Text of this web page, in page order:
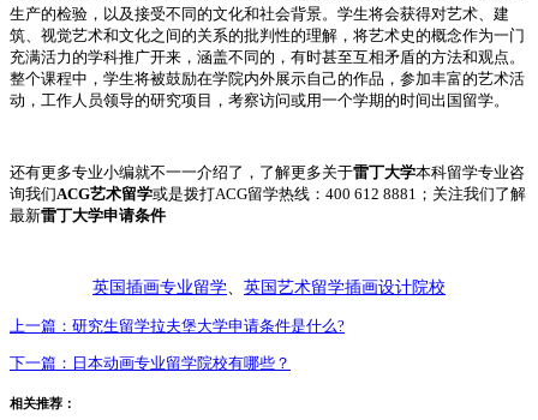
生产的检验，以及接受不同的文化和社会背景。学生将会获得对艺术、建
筑、视觉艺术和文化之间的关系的批判性的理解，将艺术史的概念作为一门
充满活力的学科推广开来，涵盖不同的，有时甚至互相矛盾的方法和观点。
整个课程中，学生将被鼓励在学院内外展示自己的作品，参加丰富的艺术活
动，工作人员领导的研究项目，考察访问或用一个学期的时间出国留学。
还有更多专业小编就不一一介绍了，了解更多关于雷丁大学本科留学专业咨
询我们ACG艺术留学或是拨打ACG留学热线：400 612 8881；关注我们了解
最新雷丁大学申请条件
英国插画专业留学 英国艺术留学插画设计院校
上一篇： 研究生留学拉夫堡大学申请条件是什么?
下一篇： 日本动画专业留学院校有哪些？
相关推荐：